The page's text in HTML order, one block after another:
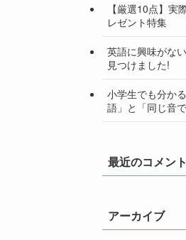
【厳選10点】実
レゼント特集
英語に興味がな
見つけました!
小学生でも分か
語」と「同じ音
最近のコメント
アーカイブ